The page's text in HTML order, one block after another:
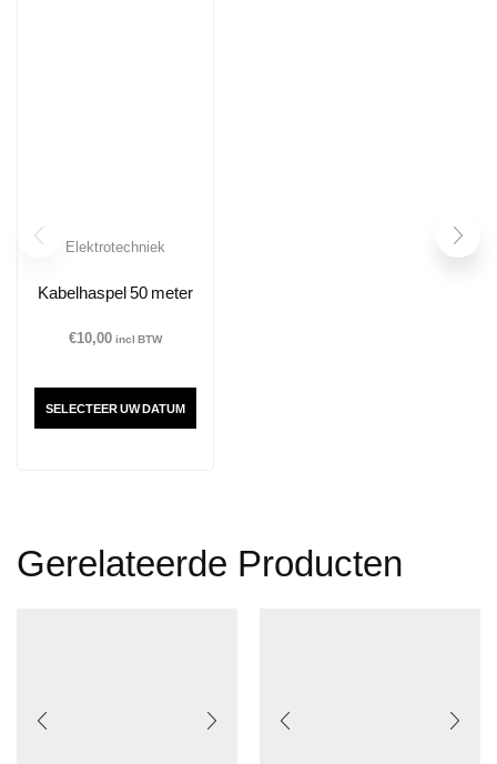
Elektrotechniek
Kabelhaspel 50 meter
€10,00 incl BTW
SELECTEER UW DATUM
Gerelateerde Producten